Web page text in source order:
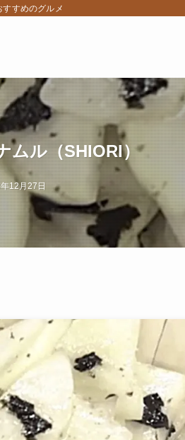
すめのグルメ
ムル（SHIORI）
12月27日